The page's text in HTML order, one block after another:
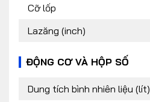
Cỡ lốp
Lazăng (inch)
ĐỘNG CƠ VÀ HỘP SỐ
Dung tích bình nhiên liệu (lít)